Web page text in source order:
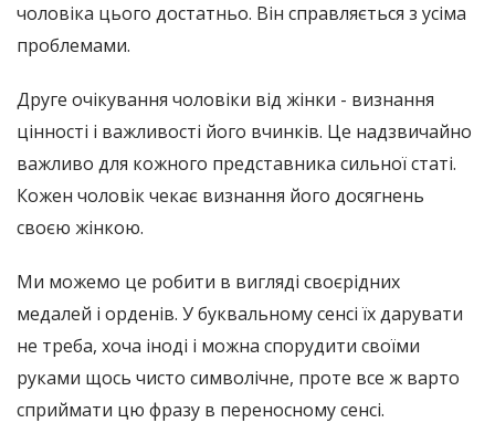
чоловіка цього достатньо. Він справляється з усіма
проблемами.
Друге очікування чоловіки від жінки - визнання
цінності і важливості його вчинків. Це надзвичайно
важливо для кожного представника сильної статі.
Кожен чоловік чекає визнання його досягнень
своєю жінкою.
Ми можемо це робити в вигляді своєрідних
медалей і орденів. У буквальному сенсі їх дарувати
не треба, хоча іноді і можна спорудити своїми
руками щось чисто символічне, проте все ж варто
сприймати цю фразу в переносному сенсі.